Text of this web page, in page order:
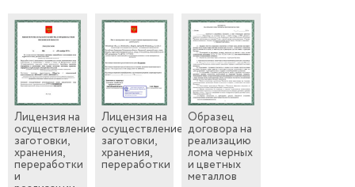
Лицензия на
осуществление
заготовки,
хранения,
переработки
и
Лицензия на
осуществление
заготовки,
хранения,
переработки
Образец
договора на
реализацию
лома черных
и цветных
металлов